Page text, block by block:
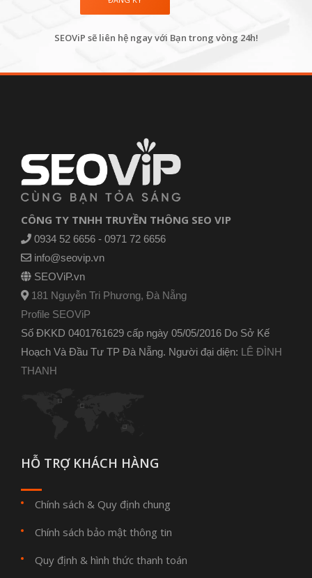
SEOViP sẽ liên hệ ngay với Bạn trong vòng 24h!
CÔNG TY TNHH TRUYỀN THÔNG SEO VIP
0934 52 6656 - 0971 72 6656
info@seovip.vn
SEOViP.vn
181 Nguyễn Tri Phương, Đà Nẵng
Profile SEOViP
Số ĐKKD 0401761629 cấp ngày 05/05/2016 Do Sở Kế
Hoạch Và Đầu Tư TP Đà Nẵng. Người đại diện: LÊ ĐÌNH
THANH
HỖ TRỢ KHÁCH HÀNG
Chính sách & Quy định chung
Chính sách bảo mật thông tin
Quy định & hình thức thanh toán